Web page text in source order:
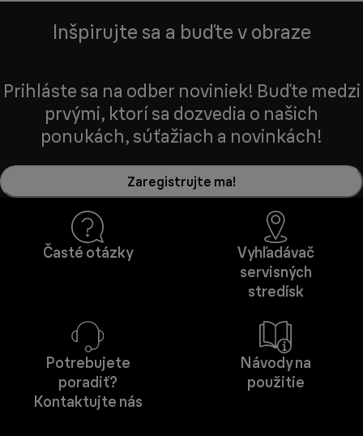
Inšpirujte sa a buďte v obraze
Prihláste sa na odber noviniek! Buďte medzi
prvými, ktorí sa dozvedia o našich
ponukách, súťažiach a novinkách!
Zaregistrujte ma!
Časté otázky
Vyhľadávač
servisných
stredísk
Potrebujete
poradiť?
Kontaktujte nás
Návody na
použitie